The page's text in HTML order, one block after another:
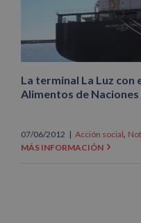
La terminal La Luz con
Alimentos de Naciones
07/06/2012 | Acción social,
MÁS INFORMACIÓN